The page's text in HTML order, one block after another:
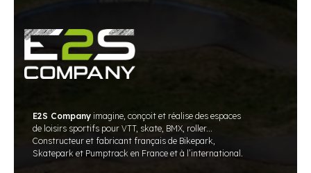
E2S Company imagine, conçoit et réalise des espaces
de loisirs sportifs pour VTT, skate, BMX, roller...
Constructeur et fabricant français de Bikepark,
Skatepark et Pumptrack en France et à l’international.